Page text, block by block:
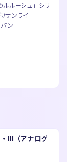
ルーシュ」シリ
サンライ
ン
III（アナログ